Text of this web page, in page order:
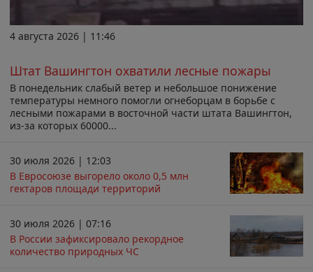
4 августа 2026 | 11:46
Штат Вашингтон охватили лесные пожары
В понедельник слабый ветер и небольшое понижение
температуры немного помогли огнеборцам в борьбе с
лесными пожарами в восточной части штата Вашингтон,
из-за которых 60000...
30 июля 2026 | 12:03
В Евросоюзе выгорело около 0,5 млн
гектаров площади территорий
30 июля 2026 | 07:16
В России зафиксировало рекордное
количество природных ЧС